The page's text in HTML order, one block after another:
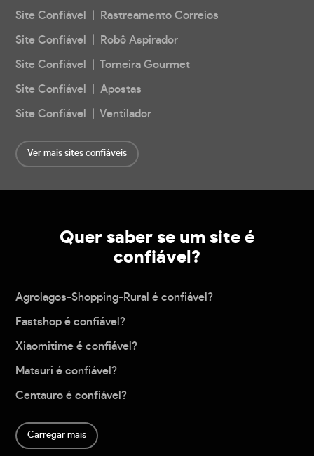
Site Confiável | Rastreamento Correios
Site Confiável | Robô Aspirador
Site Confiável | Torneira Gourmet
Site Confiável | Apostas
Site Confiável | Ventilador
Ver mais sites confiáveis
Quer saber se um site é
confiável?
Agrolagos-Shopping-Rural é confiável?
Fastshop é confiável?
Xiaomitime é confiável?
Matsuri é confiável?
Centauro é confiável?
Carregar mais